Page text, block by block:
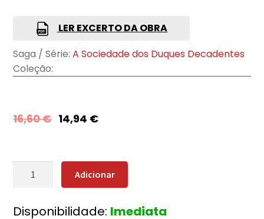
LER EXCERTO DA OBRA
Saga / Série: A Sociedade dos Duques Decadentes
Coleção:
16,60€ 14,94 €
Quantidade
Resistir
Adicionar
Disponibilidade: Imediata